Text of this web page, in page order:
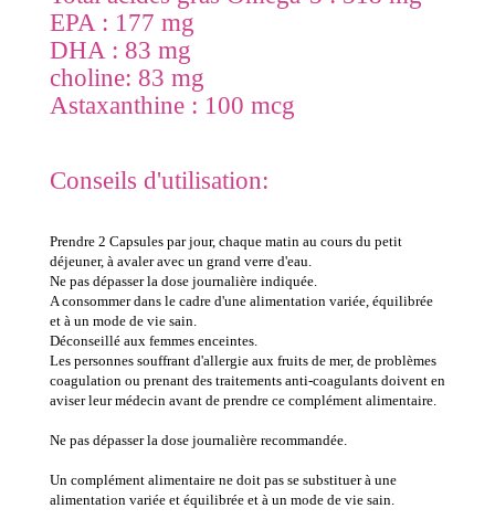
EPA : 177 mg
DHA : 83 mg
choline: 83 mg
Astaxanthine : 100 mcg
Conseils d'utilisation:
Prendre 2 Capsules par jour, chaque matin au cours du petit
déjeuner, à avaler avec un grand verre d'eau.
Ne pas dépasser la dose journalière indiquée.
A consommer dans le cadre d'une alimentation variée, équilibrée
et à un mode de vie sain.
Déconseillé aux femmes enceintes.
Les personnes souffrant d'allergie aux fruits de mer, de problèmes
coagulation ou prenant des traitements anti-coagulants doivent en
aviser leur médecin avant de prendre ce complément alimentaire.
Ne pas dépasser la dose journalière recommandée.
Un complément alimentaire ne doit pas se substituer à une
alimentation variée et équilibrée et à un mode de vie sain.